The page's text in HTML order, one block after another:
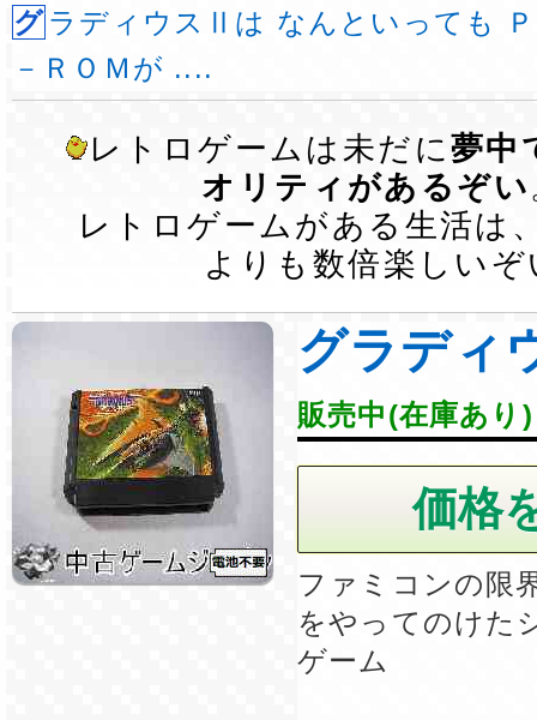
グラディウスⅡは なんといっても ＰＣエンジンＣＤ
－ＲＯＭが ....
レトロゲームは未だに夢中
オリティがあるぞい
レトロゲームがある生活は
よりも数倍楽しいぞ
グラディ
販売中(在庫あり)
ファミコンの限
をやってのけた
ゲーム